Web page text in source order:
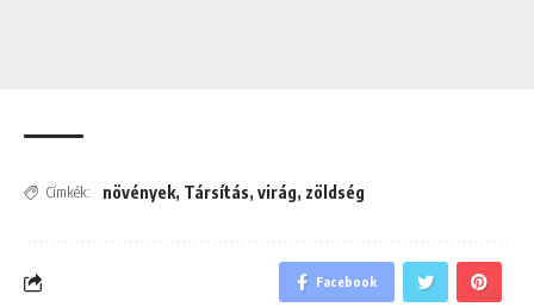
Címkék: növények, Társítás, virág, zöldség
Facebook